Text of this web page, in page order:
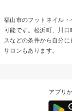
福山市のフットネイル・
可能です。松浜町、川
スなどの条件から自分
サロンもあります。
アプリ